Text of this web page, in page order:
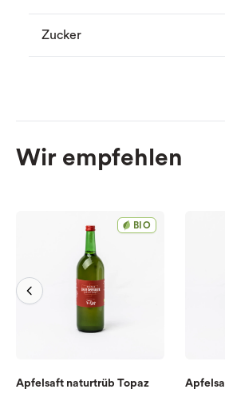
Zucker
Wir empfehlen
BIO
Apfelsaft naturtrüb Topaz